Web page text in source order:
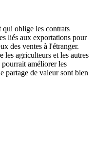
qui oblige les contrats
liés aux exportations pour
des ventes à l'étranger.
les agriculteurs et les autres
améliorer les
partage de valeur sont bien